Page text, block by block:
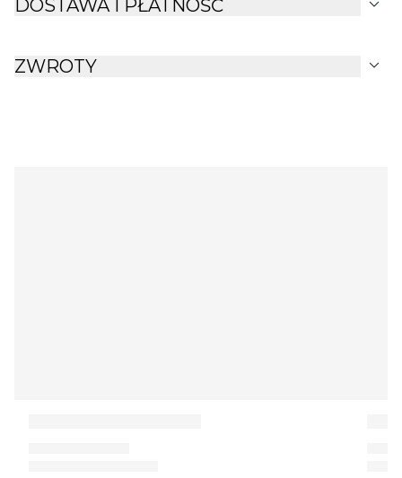
DOSTAWA I PŁATNOŚĆ
ZWROTY expand_more